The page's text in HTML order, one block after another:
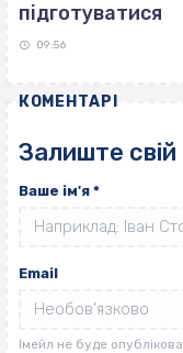
підготуватися
09:56
КОМЕНТАРІ
Залиште
Ваше ім'я *
Email